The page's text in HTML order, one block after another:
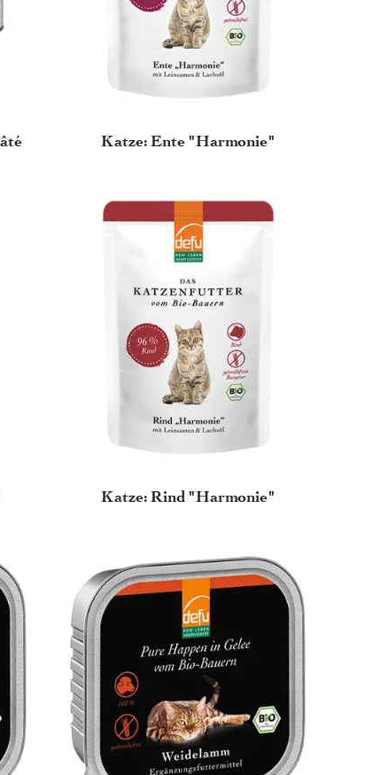
Katze: Ente "Harmonie"
Katze: Rind "Harmonie"